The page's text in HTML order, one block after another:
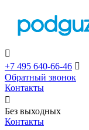

+7 495 640-66-46 
Обратный звонок
Контакты

Без выходных
Контакты